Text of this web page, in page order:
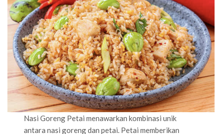
Nasi Goreng Petai menawarkan kombinasi unik
antara nasi goreng dan petai. Petai memberikan